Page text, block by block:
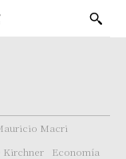
Macri
Kirchner
Economía